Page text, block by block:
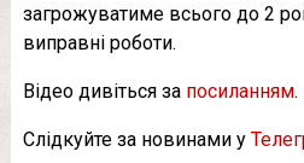
загрожуватиме всього до 2
виправні роботи.
Відео дивіться за посиланням.
Слідкуйте за новинами у